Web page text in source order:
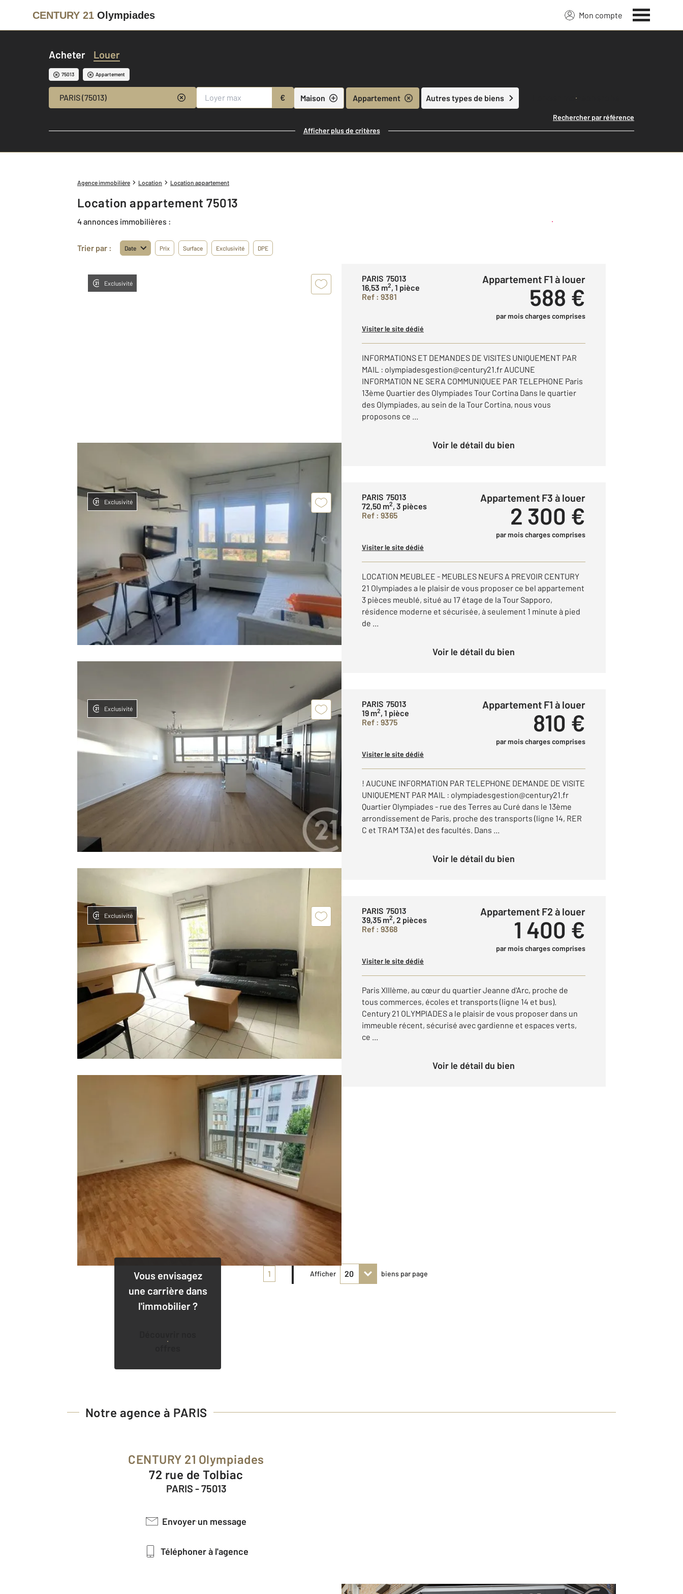
CENTURY 21 Olympiades Mon compte
Acheter Louer
75013 Appartement
PARIS (75013) € Maison Appartement Autres types de biens Lancer ma recherche
Rechercher par référence
Afficher plus de critères
Agence immobilière Location Location appartement
Location appartement 75013
4 annonces immobilières : Créer une alerte
Trier par : Date Prix Surface Exclusivité DPE
Exclusivité
PARIS 75013
16,53 m2, 1 pièce
Ref : 9381
Appartement F1 à louer
588 €
par mois charges comprises
Visiter le site dédié
INFORMATIONS ET DEMANDES DE VISITES UNIQUEMENT PAR
MAIL : olympiadesgestion@century21.fr AUCUNE
INFORMATION NE SERA COMMUNIQUEE PAR TELEPHONE Paris
13ème Quartier des Olympiades Tour Cortina Dans le quartier
des Olympiades, au sein de la Tour Cortina, nous vous
proposons ce ...
Voir le détail du bien
Exclusivité
PARIS 75013
72,50 m2, 3 pièces
Ref : 9365
Appartement F3 à louer
2 300 €
par mois charges comprises
Visiter le site dédié
LOCATION MEUBLEE - MEUBLES NEUFS A PREVOIR CENTURY
21 Olympiades a le plaisir de vous proposer ce bel appartement
3 pièces meublé, situé au 17 étage de la Tour Sapporo,
résidence moderne et sécurisée, à seulement 1 minute à pied
de ...
Voir le détail du bien
Exclusivité
PARIS 75013
19 m2, 1 pièce
Ref : 9375
Appartement F1 à louer
810 €
par mois charges comprises
Visiter le site dédié
! AUCUNE INFORMATION PAR TELEPHONE DEMANDE DE VISITE
UNIQUEMENT PAR MAIL : olympiadesgestion@century21.fr
Quartier Olympiades - rue des Terres au Curé dans le 13ème
arrondissement de Paris, proche des transports (ligne 14, RER
C et TRAM T3A) et des facultés. Dans ...
Voir le détail du bien
Exclusivité
PARIS 75013
39,35 m2, 2 pièces
Ref : 9368
Appartement F2 à louer
1 400 €
par mois charges comprises
Visiter le site dédié
Paris XIIIème, au cœur du quartier Jeanne d'Arc, proche de
tous commerces, écoles et transports (ligne 14 et bus).
Century 21 OLYMPIADES a le plaisir de vous proposer dans un
immeuble récent, sécurisé avec gardienne et espaces verts,
ce ...
Voir le détail du bien
Vous envisagez
une carrière dans
l'immobilier ?
1 Afficher biens par page
Notre agence à PARIS
CENTURY 21 Olympiades
72 rue de Tolbiac
PARIS - 75013
Envoyer un message
Téléphoner à l'agence